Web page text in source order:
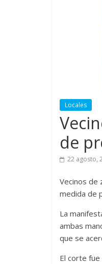
Locales
de
22 agosto,
Vecinos de
medida de
La
ambas
que se
El corte